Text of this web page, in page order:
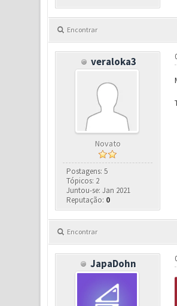
Encontrar
veraloka3
Novato
Postagens: 5
Tópicos: 2
Juntou-se: Jan 2021
Reputação: 0
Encontrar
JapaDohn